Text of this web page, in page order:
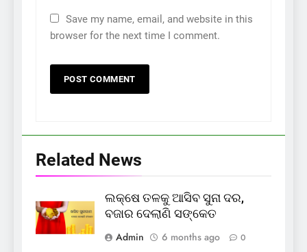
Save my name, email, and website in this
browser for the next time I comment.
Related News
ଲକ୍ଷେ ତଳକୁ ଆସିବ ସୁନା ଦର,
ବଜାର ଦେଲାଣି ସଙ୍କେତ
Admin
6 months ago 0